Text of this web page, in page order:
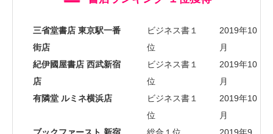
三省堂書店 東京駅一番
街店
ビジネス書１
位
2019年10
月
紀伊國屋書店 西武新宿
店
ビジネス書１
位
2019年10
月
有隣堂 ルミネ横浜店
ビジネス書１
位
2019年10
月
ブックファースト 新宿
総合１位
2019年9